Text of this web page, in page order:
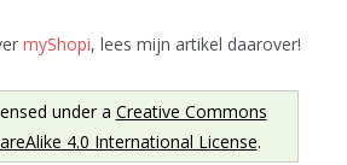
myShopi, lees mijn artikel daarover!
under a Creative Commons
4.0 International License.